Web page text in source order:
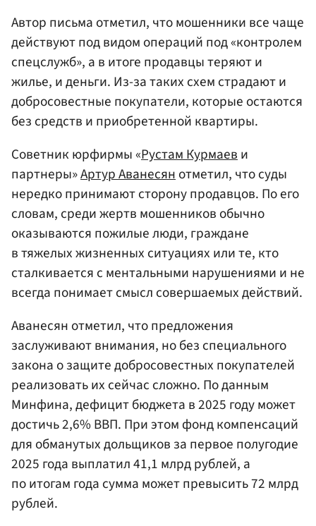
Автор письма отметил, что мошенники все чаще
действуют под видом операций под «контролем
спецслужб», а в итоге продавцы теряют и
жилье, и деньги. Из-за таких схем страдают и
добросовестные покупатели, которые остаются
без средств и приобретенной квартиры.
Советник юрфирмы «Рустам Курмаеви
партнеры»Артур Аванесянотметил, что суды
нередко принимают сторону продавцов. По его
словам, среди жертв мошенников обычно
оказываются пожилые люди, граждане
в тяжелых жизненных ситуациях или те, кто
сталкивается с ментальными нарушениями и не
всегда понимает смысл совершаемых действий.
Аванесян отметил, что предложения
заслуживают внимания, но без специального
закона о защите добросовестных покупателей
реализовать их сейчас сложно. По данным
Минфина, дефицит бюджета в 2025 году может
достичь 2,6% ВВП. При этом фонд компенсаций
для обманутых дольщиков за первое полугодие
2025 года выплатил 41,1 млрд рублей, а
по итогам года сумма может превысить 72 млрд
рублей.